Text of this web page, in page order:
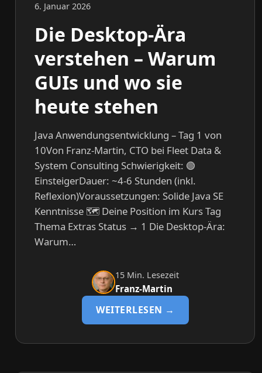
6. Januar 2026
Die Desktop-Ära
verstehen – Warum
GUIs und wo sie
heute stehen
Java Anwendungsentwicklung – Tag 1 von
10Von Franz-Martin, CTO bei Fleet Data &
System Consulting Schwierigkeit: 🟢
EinsteigerDauer: ~4-6 Stunden (inkl.
Reflexion)Voraussetzungen: Solide Java SE
Kenntnisse 🗺️ Deine Position im Kurs Tag
Thema Extras Status → 1 Die Desktop-Ära:
Warum…
Franz-Martin
15 Min. Lesezeit
WEITERLESEN →